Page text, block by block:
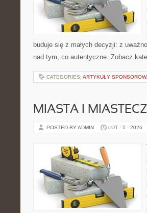
buduje się z małych decyzji: z
nad tym, co autentyczne. Zobacz
CATEGORIES: ARTYKUŁY
MIASTA I
POSTED BY ADMIN LUT - 5 - 2026